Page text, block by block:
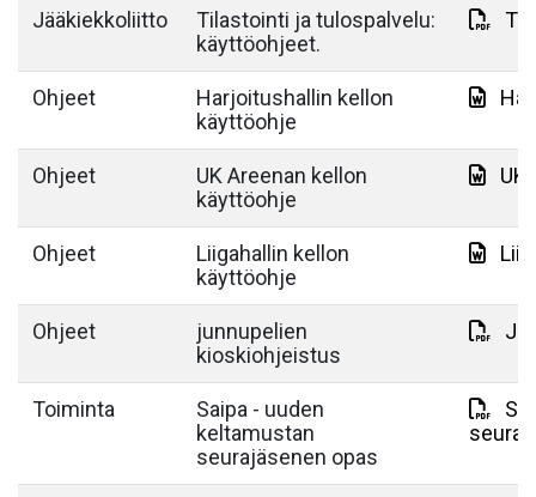
Jääkiekkoliitto
Tilastointi ja tulospalvelu:
käyttöohjeet.
Ohjeet
Harjoitushallin kellon
käyttöohje
Ohjeet
UK Areenan kellon
käyttöohje
UK
Ohjeet
Liigahallin kellon
käyttöohje
Ohjeet
junnupelien
kioskiohjeistus
Toiminta
Saipa - uuden
keltamustan
seurajäsenen opas